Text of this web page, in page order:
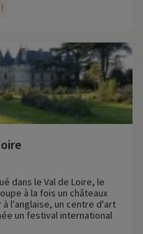
dans le Val de Loire, le
à la fois un châteaux
l'anglaise, un centre d'art
un festival international